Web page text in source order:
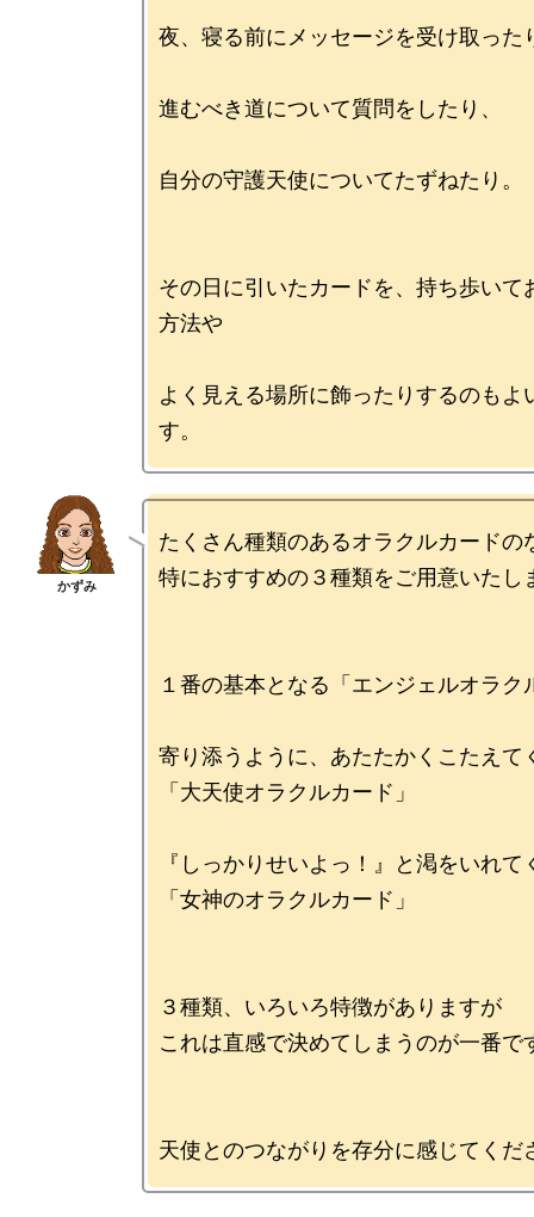
夜、寝る前にメッセージを受け取った
進むべき道について質問をしたり、
自分の守護天使についてたずねたり。
その日に引いたカードを、持ち歩いて
方法や
よく見える場所に飾ったりするのもよ
たくさん種類のあるオラクルカードの
特におすすめの３種類をご用意いたし
１番の基本となる「エンジェルオラク
寄り添うように、あたたかくこたえて
「大天使オラクルカード」
『しっかりせいよっ！』と渇をいれて
「女神のオラクルカード」
３種類、いろいろ特徴がありますが
これは直感で決めてしまうのが一番で